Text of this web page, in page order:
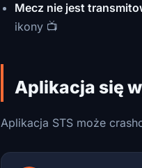
Mecz nie jest
ikony 📺
Aplikacja się
Aplikacja STS może